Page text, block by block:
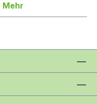
Mehr